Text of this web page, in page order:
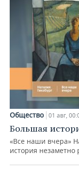
Общество 01 авг,
Большая
«Все наши вчера»
история